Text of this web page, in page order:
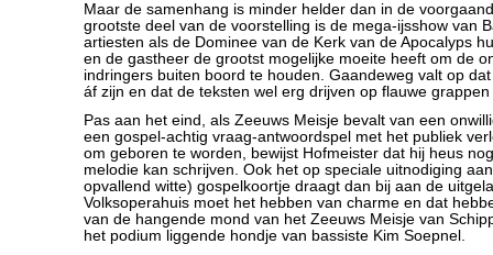
Maar de samenhang is minder helder dan in de
grootste deel van de voorstelling is de mega-ijsshow van
artiesten als de Dominee van de Kerk van de Apocalyps
en de gastheer de grootst mogelijke moeite heeft om de
indringers buiten boord te houden. Gaandeweg valt op
áf zijn en dat de teksten wel erg drijven op flauwe
Pas aan het eind, als Zeeuws Meisje bevalt van een
een gospel-achtig vraag-antwoordspel met het publiek
om geboren te worden, bewijst Hofmeister dat hij heus
melodie kan schrijven. Ook het op speciale uitnodiging
opvallend witte) gospelkoortje draagt dan bij aan de
Volksoperahuis moet het hebben van charme en dat
van de hangende mond van het Zeeuws Meisje van
het podium liggende hondje van bassiste Kim Soepnel.